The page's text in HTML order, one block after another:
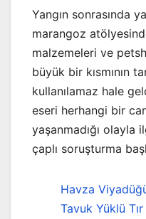
Yangın sonrasında
marangoz
malzemeleri ve
büyük bir kısmının
kullanılamaz hale
eseri herhangi bir
yaşanmadığı olayla
çaplı soruşturma
Havza
Tavuk Yüklü